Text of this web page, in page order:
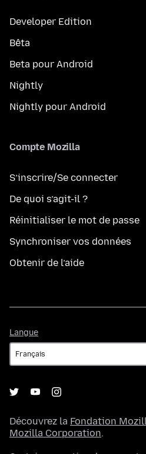
Developer Edition
Bêta
Beta pour Android
Nightly
Nightly pour Android
Compte Mozilla
S’inscrire/Se connecter
De quoi s’agit-il ?
Réinitialiser le mot de passe
Synchroniser vos données
Obtenir de l’aide
Langue
Découvrez la Fondation
Mozilla Corporation.